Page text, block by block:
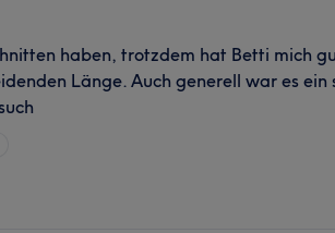
haben, trotzdem hat Betti mich
Länge. Auch generell war es ein